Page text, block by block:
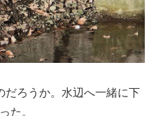
だろうか。水辺へ一緒に下
た。